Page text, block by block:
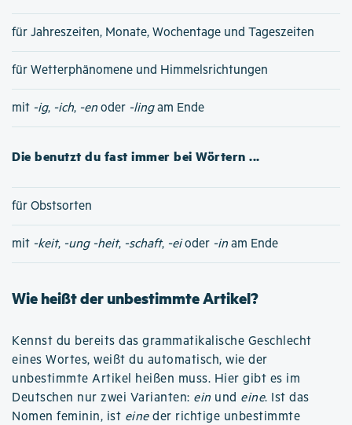
für Jahreszeiten, Monate, Wochentage und Tageszeiten
für Wetterphänomene und Himmelsrichtungen
mit -ig, -ich, -en oder -lingam Ende
Die benutzt du fast immer bei Wörtern ...
für Obstsorten
mit -keit, -ung -heit, -schaft, -eioder -in am Ende
Wie heißt der unbestimmte Artikel?
Kennst du bereits das grammatikalische Geschlecht
eines Wortes, weißt du automatisch, wie der
unbestimmte Artikel heißen muss. Hier gibt es im
Deutschen nur zwei Varianten: ein und eine. Ist das
Nomen feminin, ist eineder richtige unbestimmte